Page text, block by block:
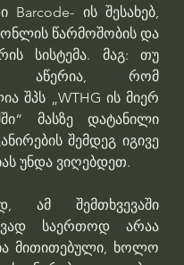
Barcode- ის შესახებ,
წარმოშობის და
სისტემა. მაგ: თუ
აწერია, რომ
შპს „WTHG ის მიერ
მასზე დატანილი
შემდეგ იგივე
უნდა ვიღებდეთ.
ამ შემთხვევაში
საერთოდ არაა
მითითებული, ხოლო